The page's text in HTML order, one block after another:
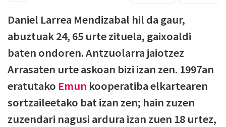
Daniel Larrea Mendizabal hil da gaur,
abuztuak 24, 65 urte zituela, gaixoaldi
baten ondoren. Antzuolarra jaiotzez
Arrasaten urte askoan bizi izan zen. 1997an
eratutako Emun kooperatiba elkartearen
sortzaileetako bat izan zen; hain zuzen
zuzendari nagusi ardura izan zuen 18 urtez,